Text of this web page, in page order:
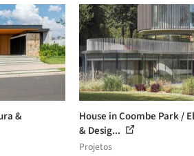
&
House in Coombe Park /
& Desig...
Projetos